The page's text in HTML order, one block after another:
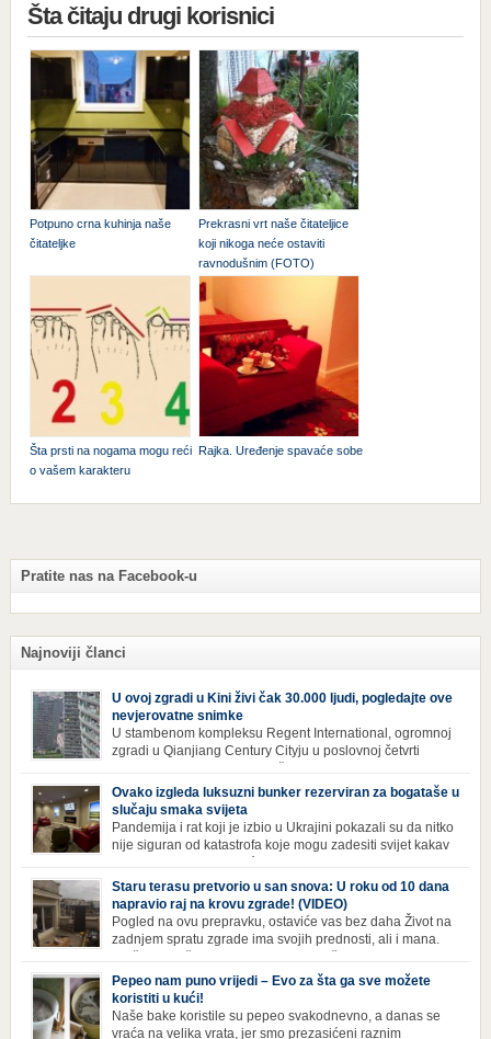
Šta čitaju drugi korisnici
Potpuno crna kuhinja naše
čitateljke
Prekrasni vrt naše čitateljice
koji nikoga neće ostaviti
ravnodušnim (FOTO)
Šta prsti na nogama mogu reći
o vašem karakteru
Rajka. Uređenje spavaće sobe
Pratite nas na Facebook-u
Najnoviji članci
U ovoj zgradi u Kini živi čak 30.000 ljudi, pogledajte ove
nevjerovatne snimke
U stambenom kompleksu Regent International, ogromnoj
zgradi u Qianjiang Century Cityju u poslovnoj četvrti
Hangzhoua u Kini, trenutno živi gotovo 30 hiljada ljudi,
koji nikad ne moraju izaći iz njega. Naime, s obzirom na to da unutar
zgrade mogu pronaći sve potrepštine koje im zatrebaju, stanari ovog
kompleksa zapravo nemaju potrebe izlaziti izvan njega ako […]
Ovako izgleda luksuzni bunker rezerviran za bogataše u
slučaju smaka svijeta
Pandemija i rat koji je izbio u Ukrajini pokazali su da nitko
nije siguran od katastrofa koje mogu zadesiti svijet kakav
svijetu neće postati još gora te da su prijetnje nuklearnim oružjem
isprazne, ima i onih koji se spremaju za najgori scenariji. Naime,
Survival Condo […]
Staru terasu pretvorio u san snova: U roku od 10 dana
napravio raj na krovu zgrade! (VIDEO)
Pogled na ovu prepravku, ostaviće vas bez daha Život na
zadnjem spratu zgrade ima svojih prednosti, ali i mana.
brže troše, a terasa poprimi ruiniran izgled. Ovaj muškarac je promijenio
sve, kada je renovirao terasu i sebi stvorio zaista rajski kutak. Uživajte i
vi u […]
Pepeo nam puno vrijedi – Evo za šta ga sve možete
koristiti u kući!
Naše bake koristile su pepeo svakodnevno, a danas se
vraća na velika vrata, jer smo prezasićeni raznim